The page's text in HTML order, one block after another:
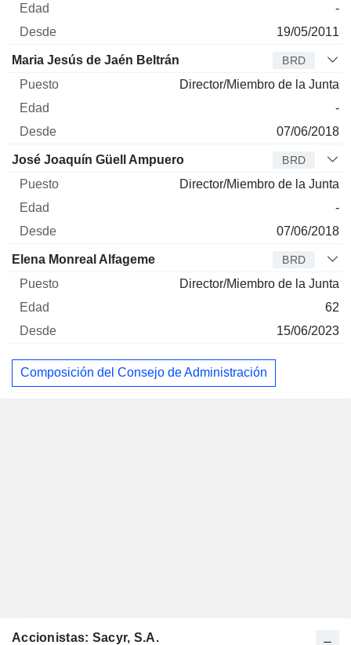
-
19/05/2011
Maria Jesús de Jaén Beltrán BRD
Director/Miembro de la Junta
-
07/06/2018
José Joaquín Güell Ampuero BRD
Director/Miembro de la Junta
-
07/06/2018
Elena Monreal Alfageme BRD
Director/Miembro de la Junta
62
15/06/2023
Composición del Consejo de Administración
Accionistas: Sacyr, S.A.